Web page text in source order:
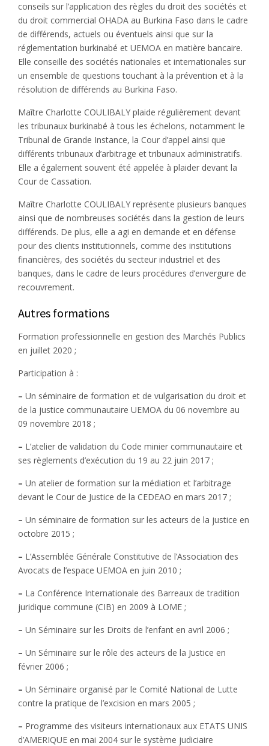
conseils sur l’application des règles du droit des sociétés et
du droit commercial OHADA au Burkina Faso dans le cadre
de différends, actuels ou éventuels ainsi que sur la
réglementation burkinabé et UEMOA en matière bancaire.
Elle conseille des sociétés nationales et internationales sur
un ensemble de questions touchant à la prévention et à la
résolution de différends au Burkina Faso.
Maître Charlotte COULIBALY plaide régulièrement devant
les tribunaux burkinabé à tous les échelons, notamment le
Tribunal de Grande Instance, la Cour d’appel ainsi que
différents tribunaux d’arbitrage et tribunaux administratifs.
Elle a également souvent été appelée à plaider devant la
Cour de Cassation.
Maître Charlotte COULIBALY représente plusieurs banques
ainsi que de nombreuses sociétés dans la gestion de leurs
différends. De plus, elle a agi en demande et en défense
pour des clients institutionnels, comme des institutions
financières, des sociétés du secteur industriel et des
banques, dans le cadre de leurs procédures d’envergure de
recouvrement.
Autres formations
Formation professionnelle en gestion des Marchés Publics
en juillet 2020 ;
Participation à :
– Un séminaire de formation et de vulgarisation du droit et
de la justice communautaire UEMOA du 06 novembre au
09 novembre 2018 ;
– L’atelier de validation du Code minier communautaire et
ses règlements d’exécution du 19 au 22 juin 2017 ;
– Un atelier de formation sur la médiation et l’arbitrage
devant le Cour de Justice de la CEDEAO en mars 2017 ;
– Un séminaire de formation sur les acteurs de la justice en
octobre 2015 ;
– L’Assemblée Générale Constitutive de l’Association des
Avocats de l’espace UEMOA en juin 2010 ;
– La Conférence Internationale des Barreaux de tradition
juridique commune (CIB) en 2009 à LOME ;
– Un Séminaire sur les Droits de l’enfant en avril 2006 ;
– Un Séminaire sur le rôle des acteurs de la Justice en
février 2006 ;
– Un Séminaire organisé par le Comité National de Lutte
contre la pratique de l’excision en mars 2005 ;
– Programme des visiteurs internationaux aux ETATS UNIS
d’AMERIQUE en mai 2004 sur le système judiciaire